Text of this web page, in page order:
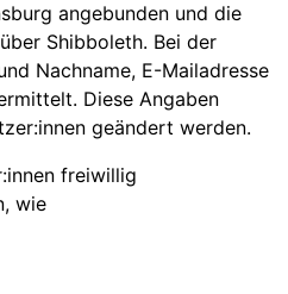
angebunden und die
Shibboleth. Bei der
Nachname, E-Mailadresse
Diese Angaben
geändert werden.
freiwillig
wie